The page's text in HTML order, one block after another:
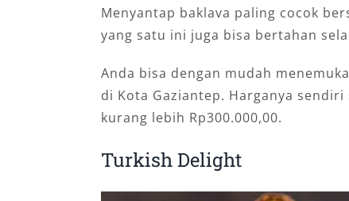
Menyantap baklava paling cocok
yang satu ini juga bisa bertahan
Anda bisa dengan mudah
di Kota Gaziantep. Harganya
kurang lebih Rp300.000,00.
Turkish Delight